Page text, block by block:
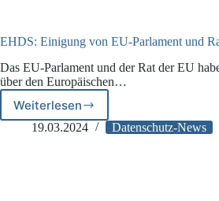
EHDS: Einigung von EU-Parlament und
Das EU-Parlament und der Rat der EU
über den Europäischen…
Weiterlesen
EHDS:
Einigung
19.03.2024 Datenschutz-News